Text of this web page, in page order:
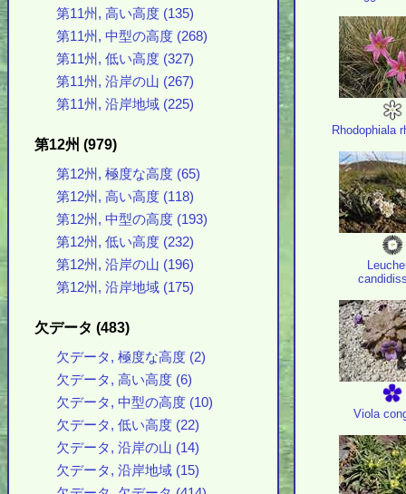
第11州, 高い高度 (135)
第11州, 中型の高度 (268)
第11州, 低い高度 (327)
第11州, 沿岸の山 (267)
第11州, 沿岸地域 (225)
第12州 (979)
第12州, 極度な高度 (65)
第12州, 高い高度 (118)
第12州, 中型の高度 (193)
第12州, 低い高度 (232)
第12州, 沿岸の山 (196)
第12州, 沿岸地域 (175)
欠データ (483)
欠データ, 極度な高度 (2)
欠データ, 高い高度 (6)
欠データ, 中型の高度 (10)
欠データ, 低い高度 (22)
欠データ, 沿岸の山 (14)
欠データ, 沿岸地域 (15)
Rhodophiala
Viola